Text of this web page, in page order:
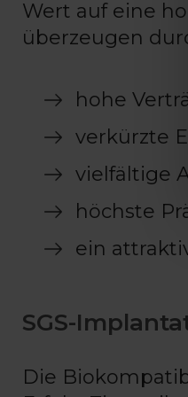
Wert auf eine
überzeugen
hohe
verkürzte
vielfältige
höchste
ein
SGS-
Die